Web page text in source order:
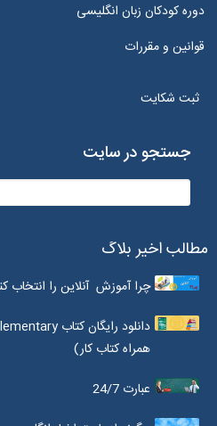
دوره کودکان زبان انگلیسی
قوانین و مقررات
ثبت شکایت
جستجو در سایت
مطالب اخیر بلاگ
چرا آموزش آنلاین را انتخاب
همراه کتاب کار)
عبارت 24/7